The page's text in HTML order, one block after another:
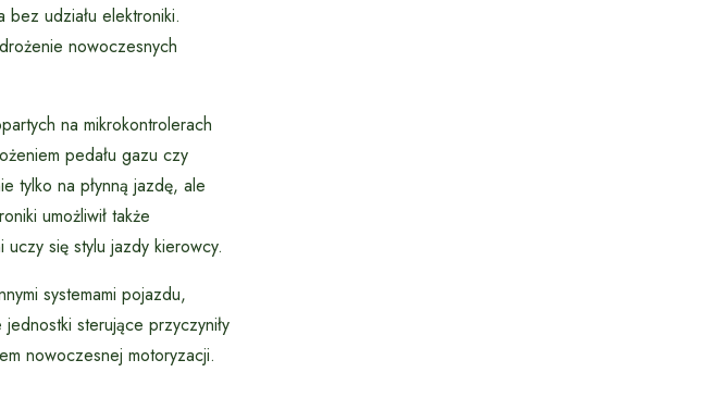
bez udziału elektroniki.
nowoczesnych
na mikrokontrolerach
pedału gazu czy
tylko na płynną jazdę, ale
umożliwił także
się stylu jazdy kierowcy.
systemami pojazdu,
sterujące przyczyniły
nowoczesnej motoryzacji.